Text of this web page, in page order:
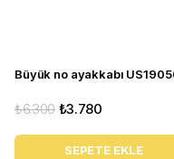
₺3.780
₺6.300
SEPETE EKLE